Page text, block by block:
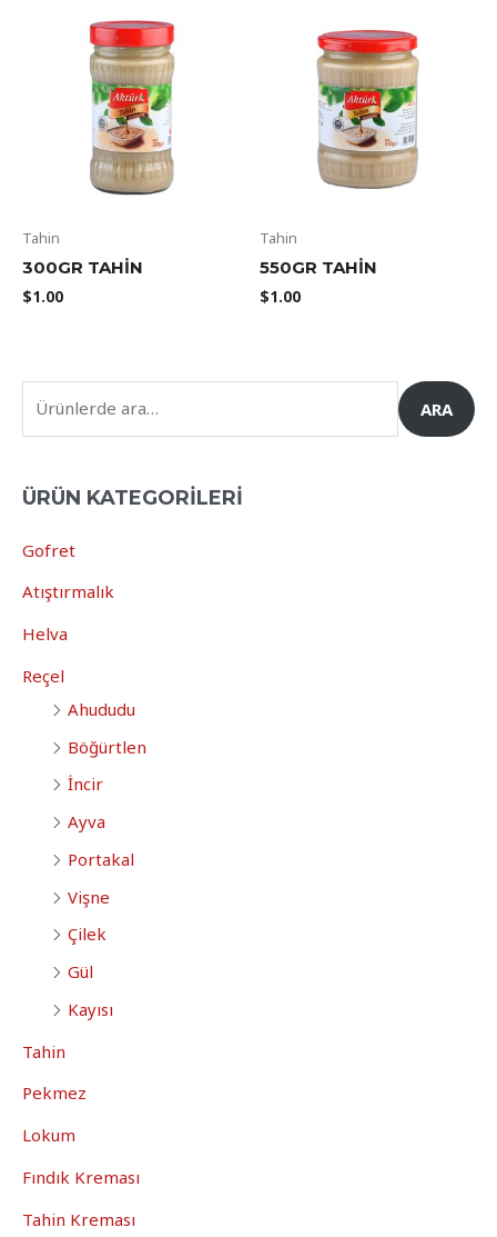
Tahin
300GR TAHIN
$1.00
Tahin
550GR TAHIN
$1.00
ARA
ÜRÜN KATEGORILERI
Gofret
Atıştırmalık
Helva
Reçel
Ahududu
Böğürtlen
İncir
Ayva
Portakal
Vişne
Çilek
Gül
Kayısı
Tahin
Pekmez
Lokum
Fındık Kreması
Tahin Kreması